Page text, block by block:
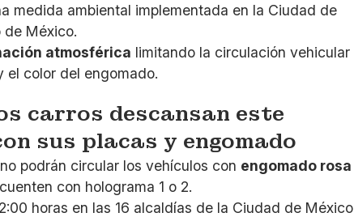
medida ambiental implementada en la Ciudad de
de México.
atmosférica limitando la circulación vehicular
el color del engomado.
carros descansan este
sus placas y engomado
podrán circular los vehículos con engomado rosa
con holograma 1 o 2.
horas en las 16 alcaldías de la Ciudad de México